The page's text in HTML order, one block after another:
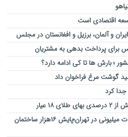
اقتصادی است
و آلمان، برزیل و افغانستان در مجلس
برای پرداخت بدهی‌ به مشتریان
؛ بارش ها تا کی ادامه دارد؟
گوشت مرغ فراخوان داد
کرد
عیار
تهیه دستورالعمل ایمنی تجمعات میلیونی در تهران؛پایش ۱۶هزار ساختمان